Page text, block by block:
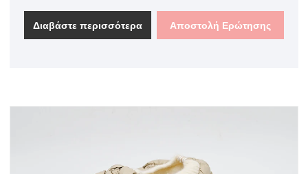
Διαβάστε περισσότερα Αποστολή Ερώτησης